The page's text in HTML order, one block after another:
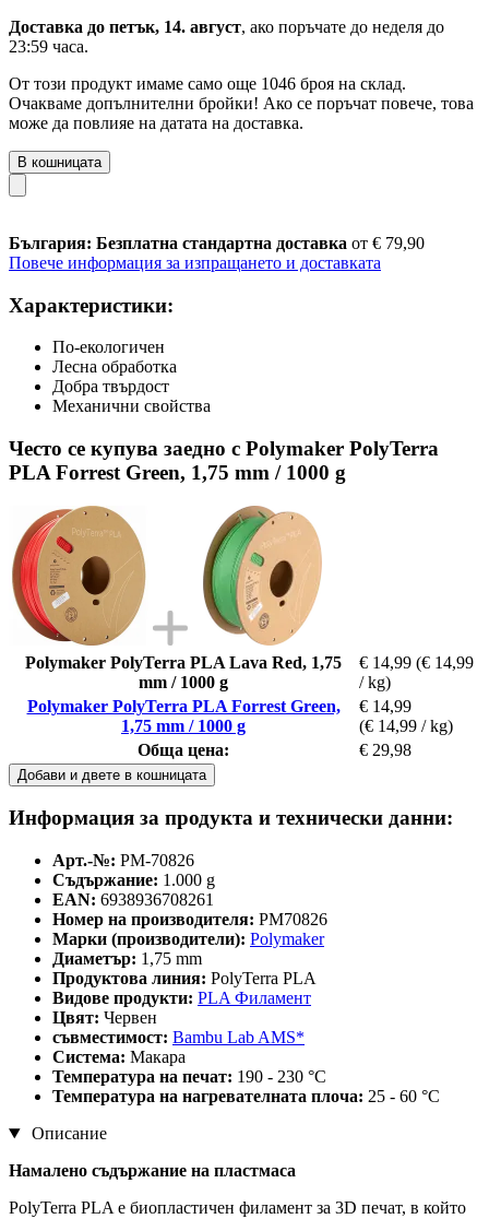
Доставка до петък, 14. август, ако поръчате до неделя до
23:59 часа.
От този продукт имаме само още 1046 броя на склад.
Очакваме допълнителни бройки! Ако се поръчат повече, това
може да повлияе на датата на доставка.
В кошницата
България: Безплатна стандартна доставка от € 79,90
Повече информация за изпращането и доставката
Характеристики:
По-екологичен
Лесна обработка
Добра твърдост
Механични свойства
Често се купува заедно с Polymaker PolyTerra
PLA Forrest Green, 1,75 mm / 1000 g
Polymaker PolyTerra PLA Lava Red, 1,75
mm / 1000 g
€ 14,99 (€ 14,99
/ kg)
Polymaker PolyTerra PLA Forrest Green,
1,75 mm / 1000 g
€ 14,99
(€ 14,99 / kg)
Обща цена:
€ 29,98
Добави и двете в кошницата
Информация за продукта и технически данни:
Арт.-№: PM-70826
Съдържание: 1.000 g
EAN: 6938936708261
Номер на производителя: PM70826
Марки (производители): Polymaker
Диаметър: 1,75 mm
Продуктова линия: PolyTerra PLA
Видове продукти: PLA Филамент
Цвят: Червен
съвместимост: Bambu Lab AMS*
Система: Макара
Температура на печат: 190 - 230 °C
Температура на нагревателната плоча: 25 - 60 °C
Описание
Намалено съдържание на пластмаса
PolyTerra PLA е биопластичен филамент за 3D печат, в който